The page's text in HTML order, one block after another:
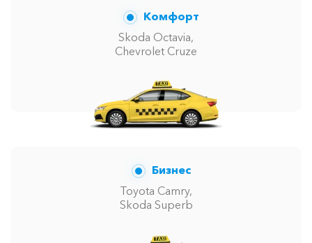
Комфорт
Skoda Octavia,
Chevrolet Cruze
Бизнес
Toyota Camry,
Skoda Superb